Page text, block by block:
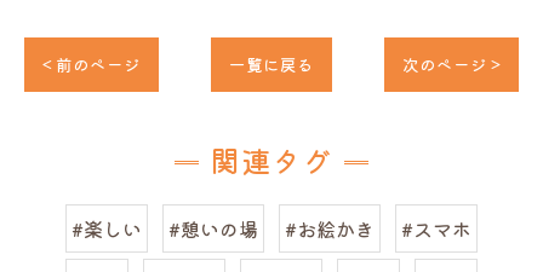
< 前のページ 一覧に戻る 次のページ >
関連タグ
#楽しい #憩いの場 #お絵かき
#スマホ